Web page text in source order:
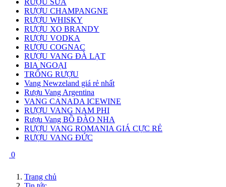
RƯỢU CHAMPANGNE
RƯỢU WHISKY
RƯỢU XO BRANDY
RƯỢU VODKA
RƯỢU COGNAC
RƯỢU VANG ĐÀ LẠT
BIA NGOẠI
TRỐNG RƯỢU
Vang Newzeland giá rẻ nhất
Rượu Vang Argentina
VANG CANADA ICEWINE
RƯỢU VANG NAM PHI
Rượu Vang BỒ ĐÀO NHA
RƯỢU VANG ROMANIA GIÁ CỰC RẺ
RƯỢU VANG ĐỨC
0
Trang chủ